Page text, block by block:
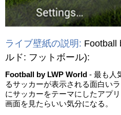
ライブ壁紙の説明: Football
ルド: フットボール):
Football by LWP World - 最も人
るサッカーが表示される面白い
にサッカーをテーマにしたアプ
画面を見たらいい気分になる。